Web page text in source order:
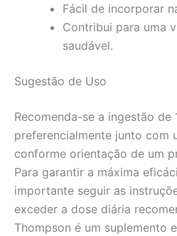
Fácil de incorporar
Contribui para uma
saudável.
Sugestão de Uso
Recomenda-se a ingestão de
preferencialmente junto com
conforme orientação de um
Para garantir a máxima
importante seguir as
exceder a dose diária
Thompson é um suplemento